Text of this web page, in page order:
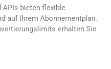
APIs bieten flexible
auf Ihrem Abonnementplan.
erhalten Sie